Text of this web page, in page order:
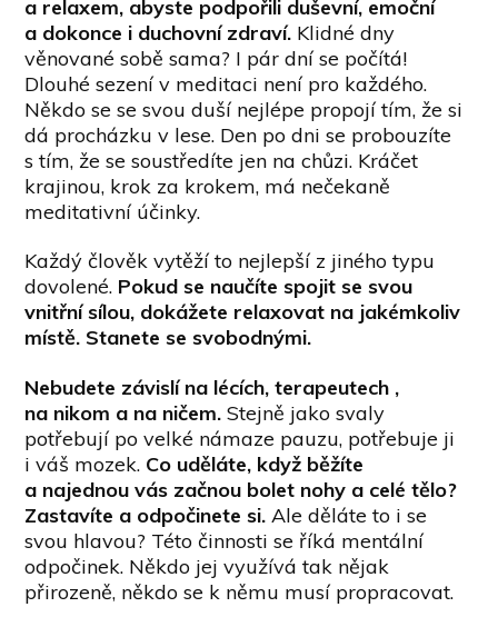
a relaxem, abyste podpořili duševní, emoční
a dokonce i duchovní zdraví. Klidné dny
věnované sobě sama? I pár dní se počítá!
Dlouhé sezení v meditaci není pro každého.
Někdo se se svou duší nejlépe propojí tím, že si
dá procházku v lese. Den po dni se probouzíte
s tím, že se soustředíte jen na chůzi. Kráčet
krajinou, krok za krokem, má nečekaně
meditativní účinky.
Každý člověk vytěží to nejlepší z jiného typu
dovolené. Pokud se naučíte spojit se svou
vnitřní sílou, dokážete relaxovat na jakémkoliv
místě. Stanete se svobodnými.
Nebudete závislí na lécích, terapeutech ,
na nikom a na ničem. Stejně jako svaly
potřebují po velké námaze pauzu, potřebuje ji
i váš mozek. Co uděláte, když běžíte
a najednou vás začnou bolet nohy a celé tělo?
Zastavíte a odpočinete si. Ale děláte to i se
svou hlavou? Této činnosti se říká mentální
odpočinek. Někdo jej využívá tak nějak
přirozeně, někdo se k němu musí propracovat.